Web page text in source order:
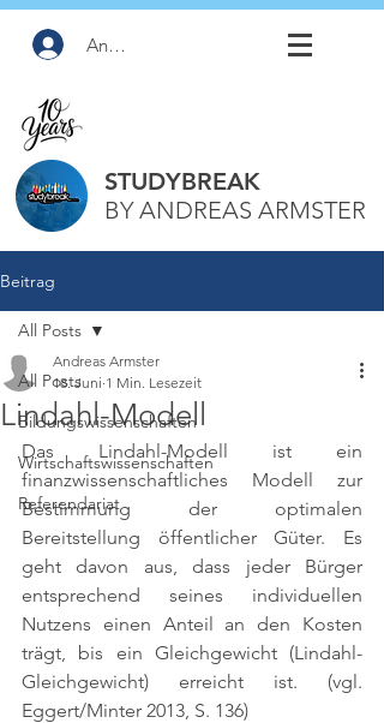
Anmelden
STUDYBREAK
BY ANDREAS ARMSTER
Beitrag
All Posts
Bildungswissenschaften
Wirtschaftswissenschaften
Referendariat
All Posts
Lindahl-Modell
Andreas Armster
18. Juni 1 Min. Lesezeit
Das Lindahl-Modell ist ein
finanzwissenschaftliches Modell zur
Bestimmung der optimalen
Bereitstellung öffentlicher Güter. Es
geht davon aus, dass jeder Bürger
entsprechend seines individuellen
Nutzens einen Anteil an den Kosten
trägt, bis ein Gleichgewicht (Lindahl-
Gleichgewicht) erreicht ist. (vgl.
Eggert/Minter 2013, S. 136)